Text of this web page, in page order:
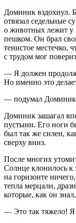
Доминик вздохнул.
отвязал седельные
о животных лежит у
пешком. Он брал
тенистое местечко,
с трудом мог
— Я должен
Но именно это
— подумал Доминик
Доминик зашагал
пустыни. Его ноги
был так же силен,
сверху вниз.
После многих
Солнце клонилось к
на горизонте
тепла мерцали,
которые, как он
— Это так тяжело! Я